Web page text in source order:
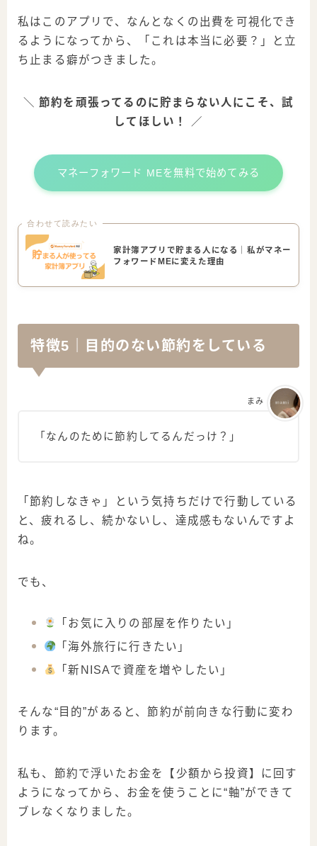
私はこのアプリで、なんとなくの出費を可視化でき
るようになってから、「これは本当に必要？」と立
ち止まる癖がつきました。
＼節約を頑張ってるのに貯まらない人にこそ、試
してほしい！
／
マネーフォワード MEを無料で始めてみる
合わせて読みたい
家計簿アプリで貯まる人になる｜私がマネー
フォワードMEに変えた理由
特徴5｜目的のない節約をしている
「なんのために節約してるんだっけ？」
まみ
「節約しなきゃ」という気持ちだけで行動している
と、疲れるし、続かないし、達成感もないんですよ
ね。
でも、
「お気に入りの部屋を作りたい」
「海外旅行に行きたい」
「新NISAで資産を増やしたい」
そんな“目的”があると、節約が前向きな行動に変わ
ります。
私も、節約で浮いたお金を【少額から投資】に回す
ようになってから、お金を使うことに“軸”ができて
ブレなくなりました。